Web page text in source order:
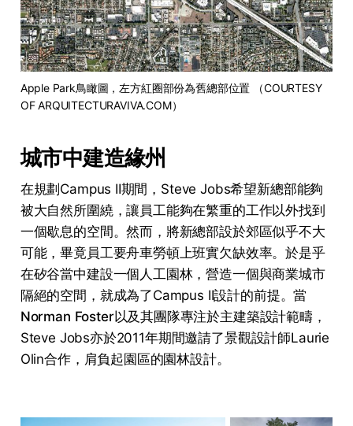
Apple Park鳥瞰圖，左方紅圈部份為舊總部位置 （COURTESY
OF ARQUITECTURAVIVA.COM）
城市中建造緣州
在規劃Campus II期間，Steve Jobs希望新總部能夠
被大自然所圍繞，讓員工能夠在繁重的工作以外找到
一個歇息的空間。然而，將新總部設於郊區似乎不大
可能，畢竟員工要舟車勞頓上班實欠缺效率。於是乎
在矽谷當中建設一個人工園林，營造一個與商業城市
隔絕的空間，就成為了Campus II設計的前提。當
Norman Foster以及其團隊專注於主建築設計範疇，
Steve Jobs亦於2011年期間邀請了景觀設計師Laurie
Olin合作，肩負起園區的園林設計。